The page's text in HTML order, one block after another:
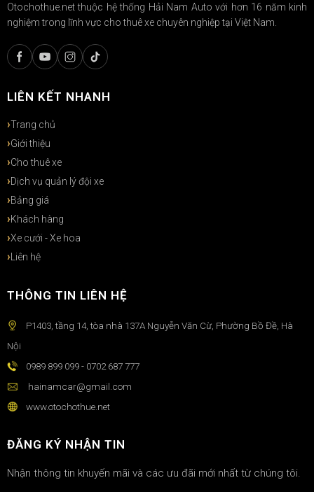
Otochothue.net thuộc hệ thống Hải Nam Auto với hơn 16 năm kinh
nghiệm trong lĩnh vực cho thuê xe chuyên nghiệp tại Việt Nam.
LIÊN KẾT NHANH
Trang chủ
Giới thiệu
Cho thuê xe
Dịch vụ quản lý đội xe
Bảng giá
Khách hàng
Xe cưới - Xe hoa
Liên hệ
THÔNG TIN LIÊN HỆ
P1403, tầng 14, tòa nhà 137A Nguyễn Văn Cừ, Phường Bồ Đề, Hà
Nội
0989 899 099 - 0702 687 777
hainamcar@gmail.com
www.otochothue.net
ĐĂNG KÝ NHẬN TIN
Nhận thông tin khuyến mãi và các ưu đãi mới nhất từ chúng tôi.